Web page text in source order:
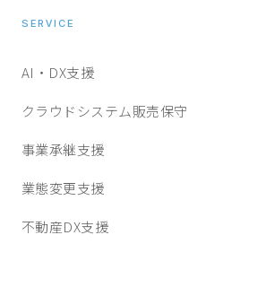
SERVICE
AI・DX支援
クラウドシステム販売保守
事業承継支援
業態変更支援
不動産DX支援